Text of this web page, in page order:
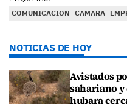
COMUNICACION CAMARA
NOTICIAS DE HOY
Avistados
sahariano y
hubara